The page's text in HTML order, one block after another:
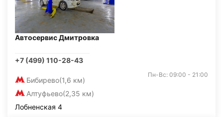
Автосервис Дмитровка
+7 (499) 110-28-43
Бибирево(1,6 км)
Алтуфьево(2,35 км)
Пн-Вс: 09:00 - 21:00
Лобненская 4